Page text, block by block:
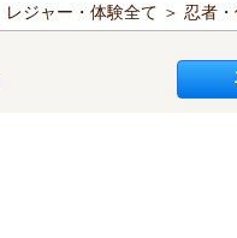
レジャー・体験全て ＞ 忍者